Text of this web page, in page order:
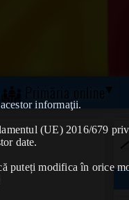
informaţii.
(UE) 2016/679
date.
puteți modifica în orice
Primăria online